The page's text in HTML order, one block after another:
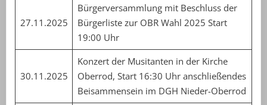
27.11.2025
Bürgerversammlung mit Beschluss der
Bürgerliste zur OBR Wahl 2025 Start
19:00 Uhr
30.11.2025
Konzert der Musitanten in der Kirche
Oberrod, Start 16:30 Uhr anschließendes
Beisammensein im DGH Nieder-Oberrod